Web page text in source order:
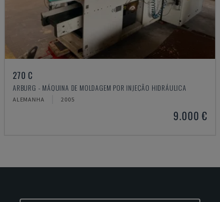
270 C
ARBURG - MÁQUINA DE MOLDAGEM POR INJEÇÃO HIDRÁULICA
ALEMANHA 2005
9.000 €